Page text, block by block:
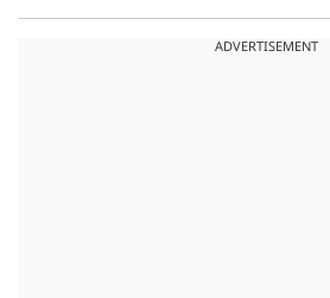
ADVERTISEMENT